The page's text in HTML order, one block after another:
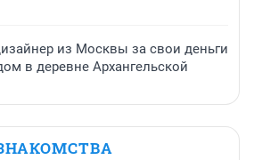
из Москвы за свои деньги
в деревне Архангельской